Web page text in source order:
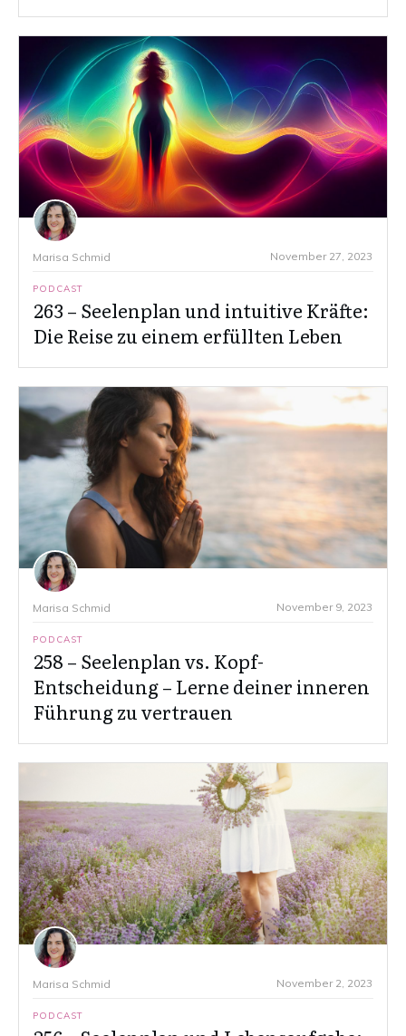
Marisa Schmid November 27, 2023
PODCAST
263 – Seelenplan und intuitive Kräfte:
Die Reise zu einem erfüllten Leben
Marisa Schmid November 9, 2023
PODCAST
258 – Seelenplan vs. Kopf-
Entscheidung – Lerne deiner inneren
Führung zu vertrauen
Marisa Schmid November 2, 2023
PODCAST